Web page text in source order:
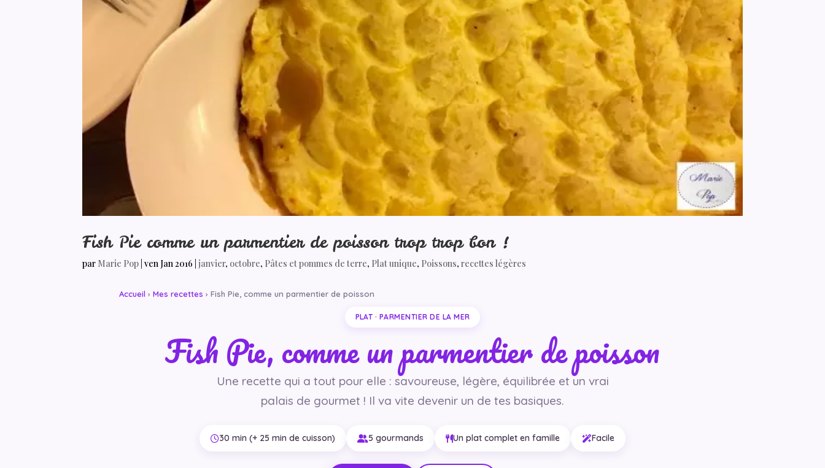
Fish Pie comme un parmentier de poisson trop trop bon !
par Marie Pop |ven Jan 2016 |janvier, octobre, Pâtes et pommes de terre, Plat unique, Poissons,recettes légères
Accueil › Mes recettes › Fish Pie, comme un parmentier de poisson
PLAT · PARMENTIER DE LA MER
Fish Pie, comme un parmentier de poisson
Une recette qui a tout pour elle : savoureuse, légère, équilibrée et un vrai
palais de gourmet ! Il va vite devenir un de tes basiques.
30 min (+ 25 min de cuisson) 5 gourmands Un plat complet en famille Facile